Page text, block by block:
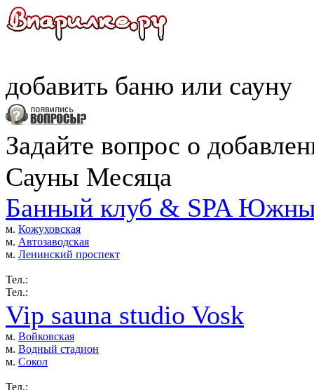
добавить баню или сауну
Задайте вопрос о
Сауны Месяца
Банный клуб & SPA
м. Кожуховская
м. Автозаводская
м. Ленинский проспект
Тел.:
Тел.:
Vip sauna studio Vosk
м. Войковская
м. Водный стадион
м. Сокол
Тел.: